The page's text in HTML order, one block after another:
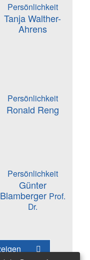
Persönlichkeit
Tanja Walther-
Ahrens
Persönlichkeit
Ronald Reng
Persönlichkeit
Günter
Blamberger Prof.
Dr.